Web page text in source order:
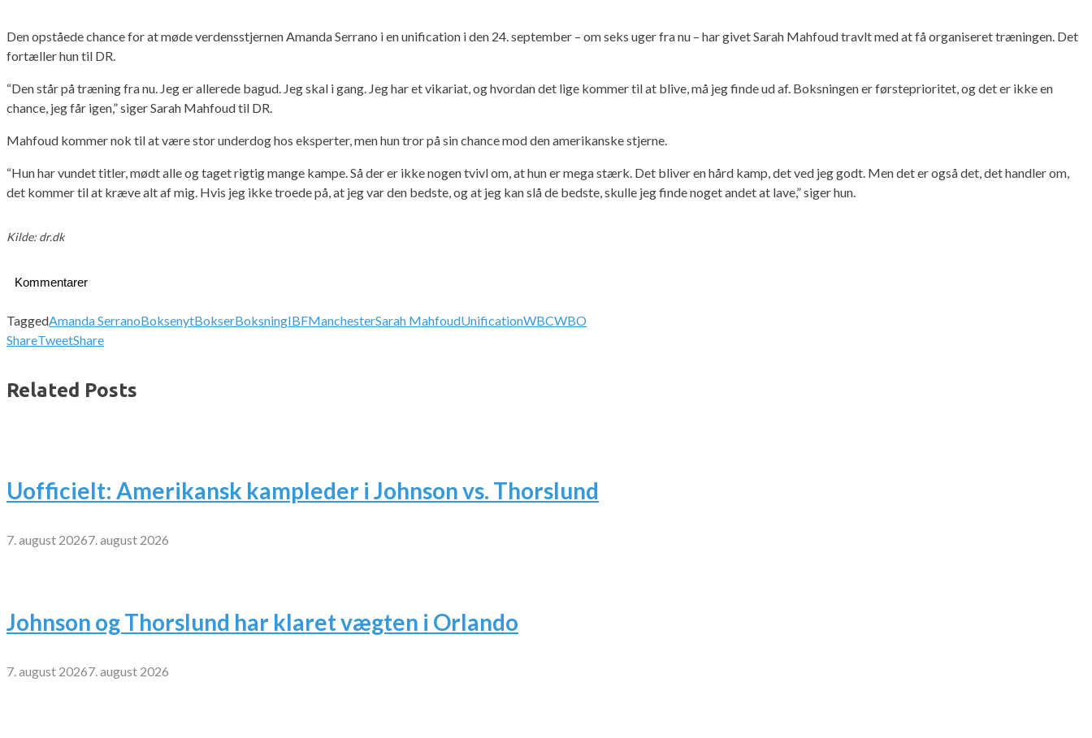
Den opståede chance for at møde verdensstjernen Amanda Serrano i en unification i den 24. september – om seks uger fra nu – har givet Sarah Mahfoud travlt med at få organiseret træningen. Det
fortæller hun til DR.
“Den står på træning fra nu. Jeg er allerede bagud. Jeg skal i gang. Jeg har et vikariat, og hvordan det lige kommer til at blive, må jeg finde ud af. Boksningen er førsteprioritet, og det er ikke en
chance, jeg får igen,” siger Sarah Mahfoud til DR.
Mahfoud kommer nok til at være stor underdog hos eksperter, men hun tror på sin chance mod den amerikanske stjerne.
“Hun har vundet titler, mødt alle og taget rigtig mange kampe. Så der er ikke nogen tvivl om, at hun er mega stærk. Det bliver en hård kamp, det ved jeg godt. Men det er også det, det handler om,
det kommer til at kræve alt af mig. Hvis jeg ikke troede på, at jeg var den bedste, og at jeg kan slå de bedste, skulle jeg finde noget andet at lave,” siger hun.
Kilde: dr.dk
Kommentarer
TaggedAmanda SerranoBoksenytBokserBoksningIBFManchesterSarah MahfoudUnificationWBCWBO
ShareTweetShare
Related Posts
Uofficielt: Amerikansk kampleder i Johnson vs. Thorslund
7. august 20267. august 2026
Johnson og Thorslund har klaret vægten i Orlando
7. august 20267. august 2026